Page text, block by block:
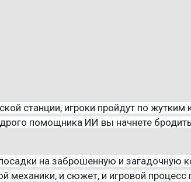
станции, игроки пройдут по
помощника ИИ вы начнете
на заброшенную и загадочную
механики, и сюжет, и игровой